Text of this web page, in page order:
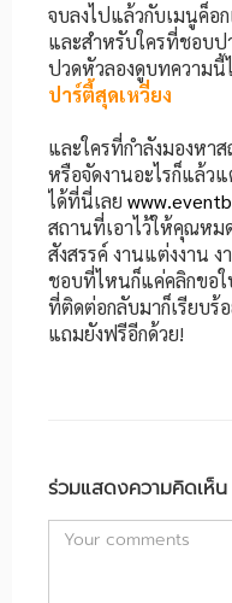
จบลงไปแล้วกับเมนูค็อ
และสำหรับใครที่ชอบป
ปวดหัวลองดูบทความนี้
ปาร์ตี้สุดเหวี่ยง
และใครที่กำลังมองหา
หรือจัดงานอะไรก็แล้ว
ได้ที่นี่เลย
สถานที่เอาไว้ให้คุณหม
สังสรรค์ งานแต่งงาน
ชอบที่ไหนก็แค่คลิกขอใ
ที่ติดต่อกลับมาก็เรียบร้
แถมยังฟรีอีกด้วย!
ร่วมแสดงความคิดเห็น